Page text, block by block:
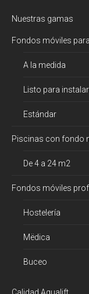
Nuestras gamas
Fondos móviles
A la medida
Listo para instalar
Estándar
Piscinas con fondo
De 4 a 24 m2
Fondos móviles
Hostelería
Mëdica
Buceo